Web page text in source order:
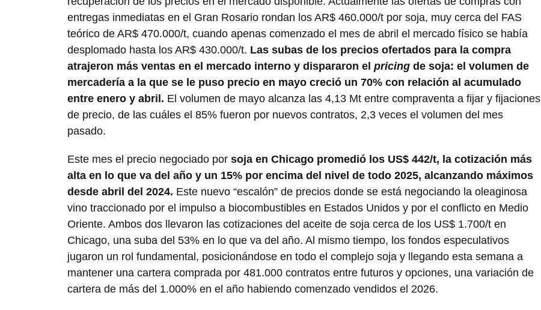
entregas inmediatas en el Gran Rosario rondan los AR$ 460.000/t por soja, muy cerca del FAS
teórico de AR$ 470.000/t, cuando apenas comenzado el mes de abril el mercado físico se había
desplomado hasta los AR$ 430.000/t. Las subas de los precios ofertados para la compra
atrajeron más ventas en el mercado interno y dispararon el pricing de soja: el volumen de
mercadería a la que se le puso precio en mayo creció un 70% con relación al acumulado
entre enero y abril. El volumen de mayo alcanza las 4,13 Mt entre compraventa a fijar y fijaciones
de precio, de las cuáles el 85% fueron por nuevos contratos, 2,3 veces el volumen del mes
pasado.
Este mes el precio negociado por soja en Chicago promedió los US$ 442/t, la cotización más
alta en lo que va del año y un 15% por encima del nivel de todo 2025, alcanzando máximos
desde abril del 2024. Este nuevo “escalón” de precios donde se está negociando la oleaginosa
vino traccionado por el impulso a biocombustibles en Estados Unidos y por el conflicto en Medio
Oriente. Ambos dos llevaron las cotizaciones del aceite de soja cerca de los US$ 1.700/t en
Chicago, una suba del 53% en lo que va del año. Al mismo tiempo, los fondos especulativos
jugaron un rol fundamental, posicionándose en todo el complejo soja y llegando esta semana a
mantener una cartera comprada por 481.000 contratos entre futuros y opciones, una variación de
cartera de más del 1.000% en el año habiendo comenzado vendidos el 2026.